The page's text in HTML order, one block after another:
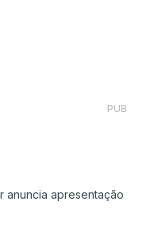
PUB
anuncia apresentação